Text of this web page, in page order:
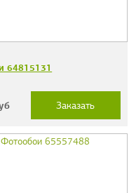
64815131
Заказать